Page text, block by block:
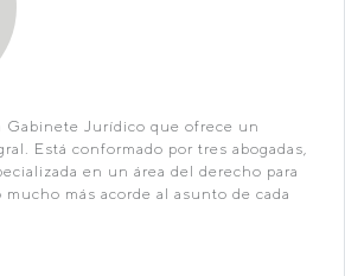
Gabinete Jurídico que ofrece un
Está conformado por tres abogadas,
en un área del derecho para
más acorde al asunto de cada